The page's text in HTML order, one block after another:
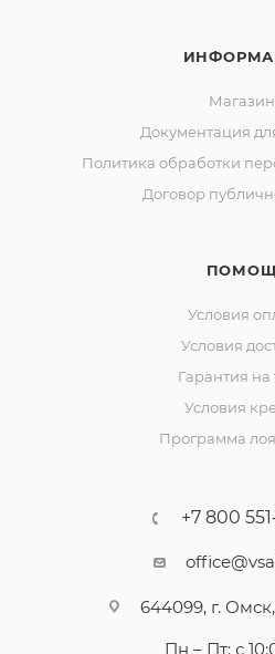
Документация
Политика обработки
Договор
Условия
Условия
Гарантия на
Условия
Программа
+7 800
644099, г.
Пн – Пт: с